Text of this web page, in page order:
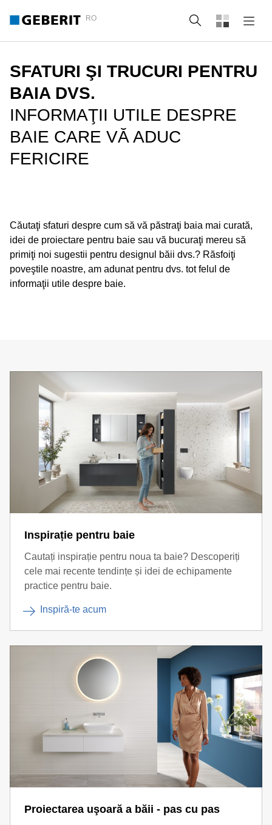
RO Căutare
SFATURI ŞI TRUCURI PENTRU
BAIA DVS.
INFORMAŢII UTILE DESPRE
BAIE CARE VĂ ADUC
FERICIRE
Căutaţi sfaturi despre cum să vă păstraţi baia mai curată,
idei de proiectare pentru baie sau vă bucuraţi mereu să
primiţi noi sugestii pentru designul băii dvs.? Răsfoiţi
poveştile noastre, am adunat pentru dvs. tot felul de
informaţii utile despre baie.
Inspirație pentru baie
Cautați inspirație pentru noua ta baie? Descoperiți
cele mai recente tendințe și idei de echipamente
practice pentru baie.
Inspiră-te acum
Proiectarea uşoară a băii - pas cu pas